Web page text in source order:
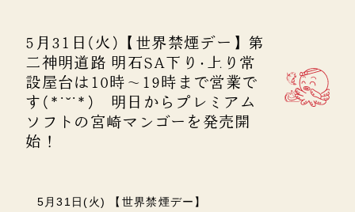
5月31日(火)【世界禁煙デー】第
二神明道路 明石SA下り･上り常
設屋台は10時～19時まで営業で
す(*˙˘˙*) 明日からプレミアム
ソフトの宮崎マンゴーを発売開
始！
5月31日(火) 【世界禁煙デー】